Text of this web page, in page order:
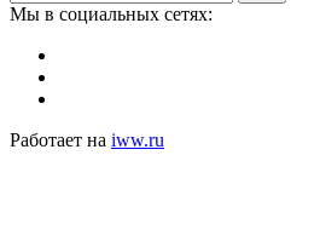
Мы в социальных сетях:
Работает на iww.ru